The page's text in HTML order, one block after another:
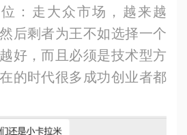
：走大众市场，越来越
后剩者为王不如选择一个
好，而且必须是技术型方
的时代很多成功创业者都